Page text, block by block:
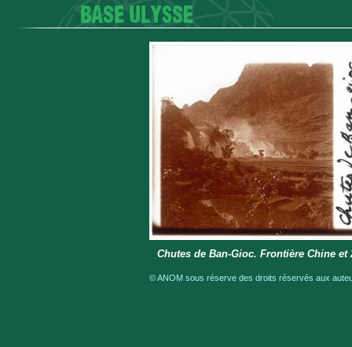
Chutes de Ban-Gioc. Frontière Chine
© ANOM sous réserve des droits réservés aux